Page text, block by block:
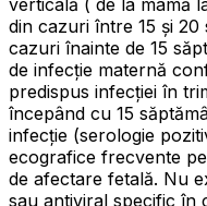
din cazuri între 15 și 20
cazuri înainte de 15
de infecție maternă
predispus infecției în
începând cu 15
infecție (serologie
ecografice frecvente
de afectare fetală. Nu
sau antiviral specific în